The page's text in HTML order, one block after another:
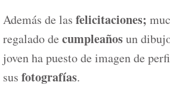
Además de las felicitaciones;
regalado de cumpleañosun
joven ha puesto de imagen de
sus fotografías.